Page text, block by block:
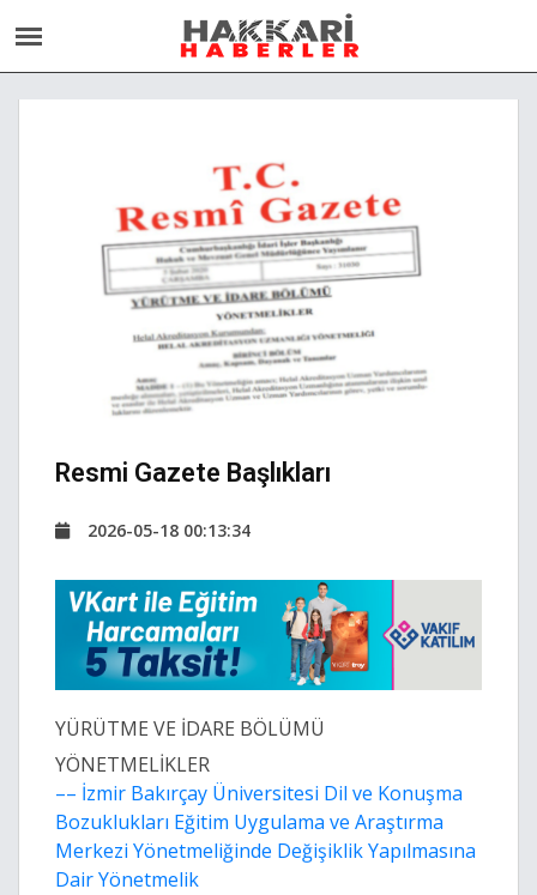
Resmi Gazete Başlıkları
2026-05-18 00:13:34
YÜRÜTME VE İDARE BÖLÜMÜ
YÖNETMELİKLER
–– İzmir Bakırçay Üniversitesi Dil ve Konuşma
Bozuklukları Eğitim Uygulama ve Araştırma
Merkezi Yönetmeliğinde Değişiklik Yapılmasına
Dair Yönetmelik